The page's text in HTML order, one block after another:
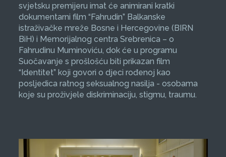
svjetsku premijeru imat će animirani kratki
dokumentarni film “Fahrudin” Balkanske
istraživačke mreže Bosne i Hercegovine (BIRN
BiH) i Memorijalnog centra Srebrenica – o
Fahrudinu Muminoviću, dok će u programu
Suočavanje s prošlošću biti prikazan film
“Identitet” koji govori o djeci rođenoj kao
posljedica ratnog seksualnog nasilja - osobama
koje su proživjele diskriminaciju, stigmu, traumu.